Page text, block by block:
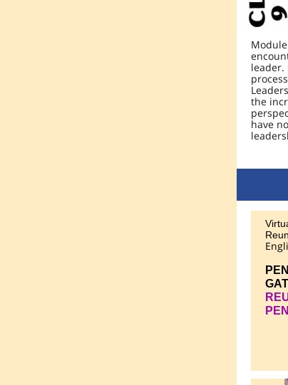
leader.
the
have